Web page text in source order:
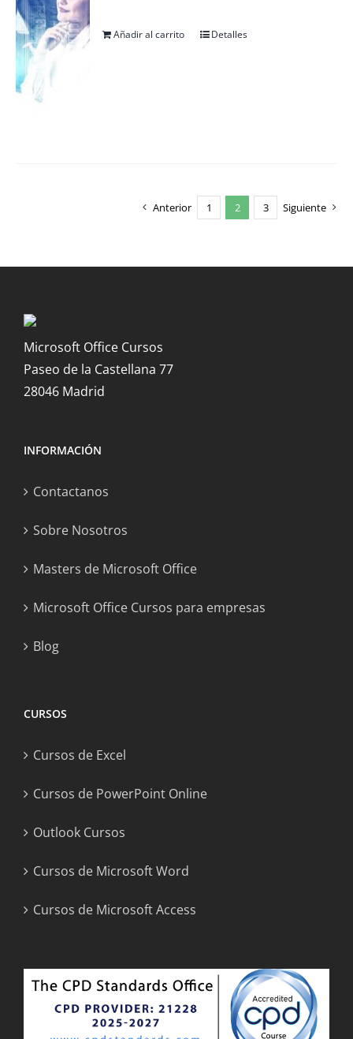
Añadir al carrito Detalles
Anterior 1 2 3 Siguiente
Microsoft Office Cursos
Paseo de la Castellana 77
28046 Madrid
INFORMACIÓN
Contactanos
Sobre Nosotros
Masters de Microsoft Office
Microsoft Office Cursos para empresas
Blog
CURSOS
Cursos de Excel
Cursos de PowerPoint Online
Outlook Cursos
Cursos de Microsoft Word
Cursos de Microsoft Access